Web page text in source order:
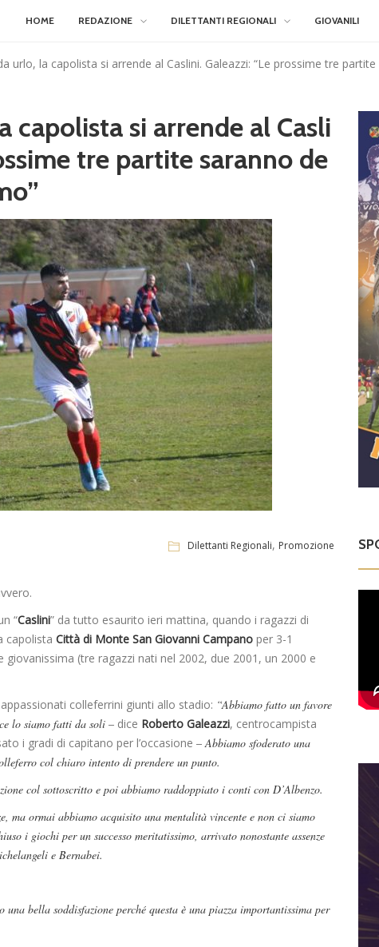
HOME REDAZIONE DILETTANTI REGIONALI GIOVANILI
urlo, la capolista si arrende al Caslini. Galeazzi: “Le prossime tre
capolista si arrende al Casli
tre partite saranno de
Dilettanti Regionali, Promozione
“Caslini” da tutto esaurito ieri mattina, quando i ragazzi di
capolista Città di Monte San Giovanni Campano per 3-1
(tre ragazzi nati nel 2002, due 2001, un 2000 e
colleferrini giunti allo stadio: “Abbiamo fatto un favore
lo siamo fatti da soli – dice Roberto Galeazzi, centrocampista
i gradi di capitano per l’occasione – Abbiamo sfoderato una
col chiaro intento di prendere un punto.
col sottoscritto e poi abbiamo raddoppiato i conti con D’Albenzo.
ma ormai abbiamo acquisito una mentalità vincente e non ci siamo
i giochi per un successo meritatissimo, arrivato nonostante assenze
e Bernabei.
bella soddisfazione perché questa è una piazza importantissima per